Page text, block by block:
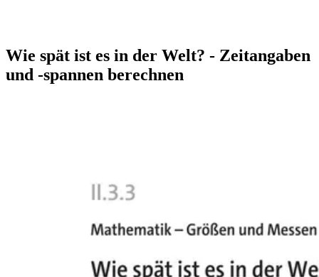
Wie spät ist es in der Welt? - Zeitangaben
und -spannen berechnen